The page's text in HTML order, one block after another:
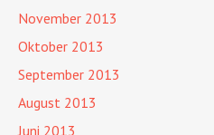
November 2013
Oktober 2013
September 2013
August 2013
Juni 2013